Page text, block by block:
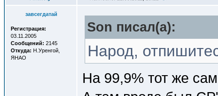
завсегдатай
Регистрация:
03.11.2005
Сообщений: 2145
Откуда: Н.Уренгой,
ЯНАО
Son писал(a):
Народ,
На 99,9% тот же